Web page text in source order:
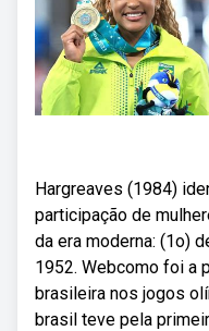
Hargreaves (1984)
participação de
da era moderna: (1o)
1952. Webcomo foi a
brasileira nos jogos
brasil teve pela